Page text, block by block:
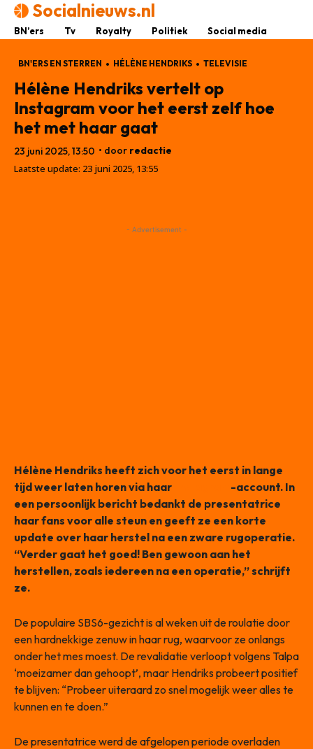
Socialnieuws.nl
BN’ers Tv Royalty Politiek Social media
BN'ERS EN STERREN HÉLÈNE HENDRIKS TELEVISIE
Hélène Hendriks vertelt op
Instagram voor het eerst zelf hoe
het met haar gaat
23 juni 2025, 13:50 • door redactie
Laatste update: 23 juni 2025, 13:55
- Advertisement -
Hélène Hendriks heeft zich voor het eerst in lange
tijd weer laten horen via haar
-account. In
een persoonlijk bericht bedankt de presentatrice
haar fans voor alle steun en geeft ze een korte
update over haar herstel na een zware rugoperatie.
“Verder gaat het goed! Ben gewoon aan het
herstellen, zoals iedereen na een operatie,” schrijft
ze.
De populaire SBS6-gezicht is al weken uit de roulatie door
een hardnekkige zenuw in haar rug, waarvoor ze onlangs
onder het mes moest. De revalidatie verloopt volgens Talpa
‘moeizamer dan gehoopt’, maar Hendriks probeert positief
te blijven: “Probeer uiteraard zo snel mogelijk weer alles te
kunnen en te doen.”
De presentatrice werd de afgelopen periode overladen